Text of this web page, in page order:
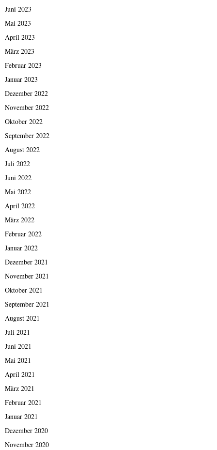
Juni 2023
Mai 2023
April 2023
März 2023
Februar 2023
Januar 2023
Dezember 2022
November 2022
Oktober 2022
September 2022
August 2022
Juli 2022
Juni 2022
Mai 2022
April 2022
März 2022
Februar 2022
Januar 2022
Dezember 2021
November 2021
Oktober 2021
September 2021
August 2021
Juli 2021
Juni 2021
Mai 2021
April 2021
März 2021
Februar 2021
Januar 2021
Dezember 2020
November 2020